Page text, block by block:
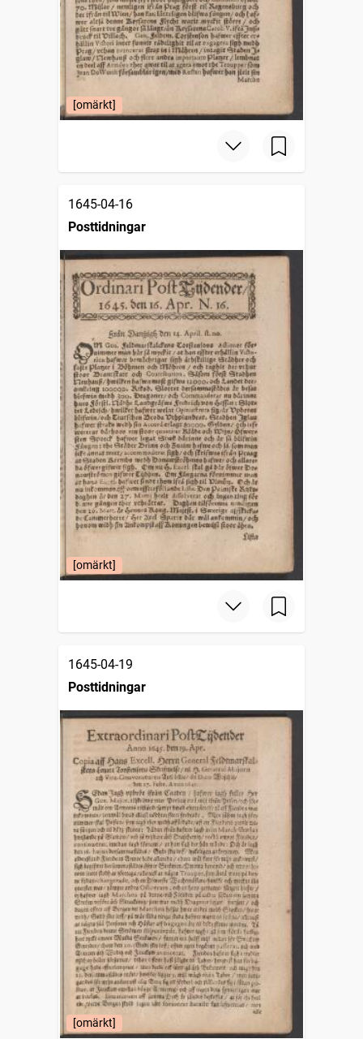
[omärkt]
1645-04-16
Posttidningar
[omärkt]
1645-04-19
Posttidningar
[omärkt]